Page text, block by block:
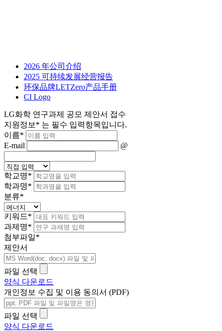
2026 年公司介绍
2025 可持续发展经营报告
环保品牌LETZero产品手册
CI Logo
LG화학 연구과제 공모 제안서 접수
지원정보 * 는 필수 입력항목입니다.
이름*
E-mail
@
학교명*
학과명*
분류*
키워드*
과제명*
첨부파일*
제안서
파일 선택
양식 다운로드
개인정보 수집 및 이용 동의서 (PDF)
파일 선택
양식 다운로드